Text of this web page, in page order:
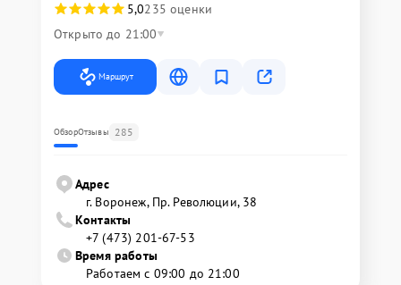
5,0235 оценки
Открыто до 21:00
Маршрут
ОбзорОтзывы 285
Адрес
г. Воронеж, Пр. Революции, 38
Контакты
+7 (473) 201-67-53
Время работы
Работаем с 09:00 до 21:00